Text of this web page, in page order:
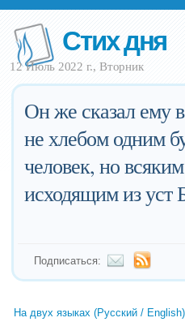
Стих дня
12 Июль 2022 г., Вторник
Он же сказал ему
не хлебом одним
человек, но
исходящим из уст
Подписаться:
На двух языках (Русский / English)